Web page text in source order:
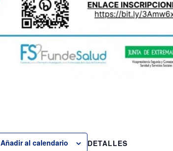
Añadir al calendario
DETALLES